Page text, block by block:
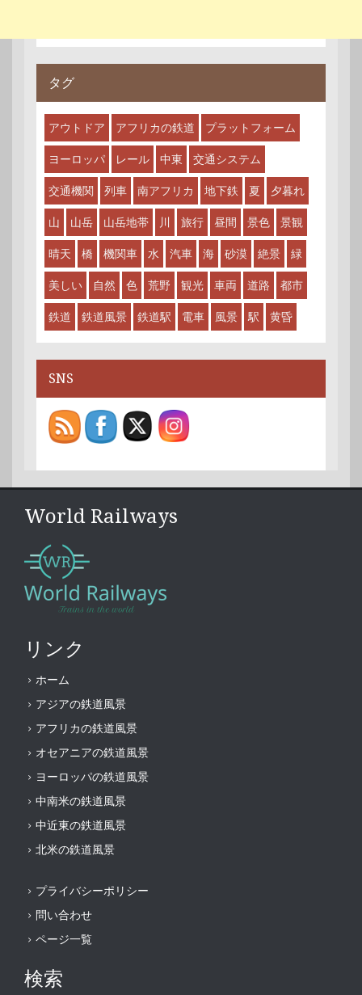
タグ
アウトドア アフリカの鉄道 プラットフォーム
ヨーロッパ レール 中東 交通システム
交通機関 列車 南アフリカ 地下鉄 夏 夕暮れ
山 山岳 山岳地帯 川 旅行 昼間 景色 景観
晴天 橋 機関車 水 汽車 海 砂漠 絶景 緑
美しい 自然 色 荒野 観光 車両 道路 都市
鉄道 鉄道風景 鉄道駅 電車 風景 駅 黄昏
SNS
World Railways
リンク
ホーム
アジアの鉄道風景
アフリカの鉄道風景
オセアニアの鉄道風景
ヨーロッパの鉄道風景
中南米の鉄道風景
中近東の鉄道風景
北米の鉄道風景
プライバシーポリシー
問い合わせ
ページ一覧
検索